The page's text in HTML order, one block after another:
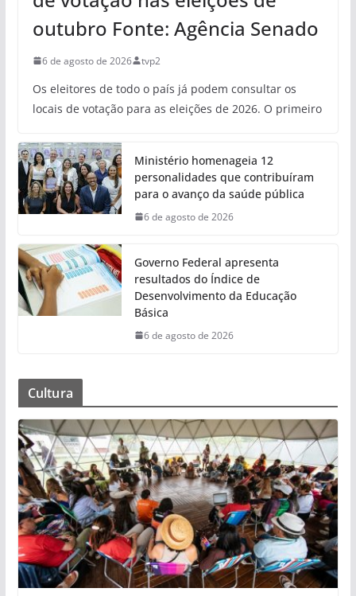
outubro Fonte: Agência Senado
6 de agosto de 2026 tvp2
Os eleitores de todo o país já podem consultar os
locais de votação para as eleições de 2026. O primeiro
Ministério homenageia 12
personalidades que contribuíram
para o avanço da saúde pública
6 de agosto de 2026
Governo Federal apresenta
resultados do Índice de
Desenvolvimento da Educação
Básica
6 de agosto de 2026
Cultura